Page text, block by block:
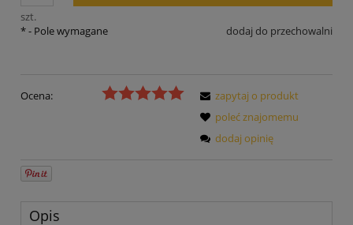
szt.
dodaj do przechowalni
*- Pole wymagane
Ocena:
zapytaj o produkt
poleć znajomemu
dodaj opinię
Opis